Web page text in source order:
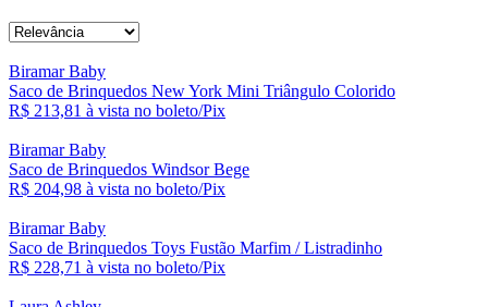
Biramar Baby
Saco de Brinquedos New York Mini Triângulo Colorido
R$ 213,81 à vista no boleto/Pix
Biramar Baby
Saco de Brinquedos Windsor Bege
R$ 204,98 à vista no boleto/Pix
Biramar Baby
Saco de Brinquedos Toys Fustão Marfim / Listradinho
R$ 228,71 à vista no boleto/Pix